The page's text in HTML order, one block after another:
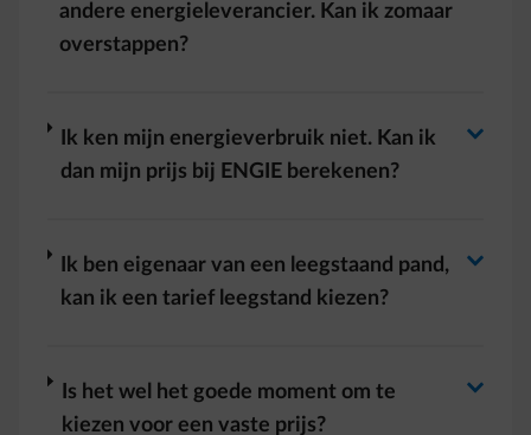
andere energieleverancier. Kan ik zomaar
overstappen?
Ik ken mijn energieverbruik niet. Kan ik
dan mijn prijs bij ENGIE berekenen?
arrow-right
Ik ben eigenaar van een leegstaand pand,
kan ik een tarief leegstand kiezen?
arrow-right
Is het wel het goede moment om te
kiezen voor een vaste prijs?
arrow-right